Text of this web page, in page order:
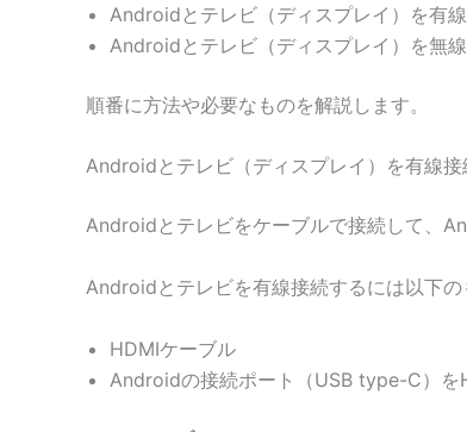
Androidとテレビ（ディスプレイ）を有
Androidとテレビ（ディスプレイ）を無
順番に方法や必要なものを解説します。
Androidとテレビ（ディスプレイ）を有線接
Androidとテレビをケーブルで接続して、
Androidとテレビを有線接続するには以下の
HDMIケーブル
Androidの接続ポート（USB type-C）を